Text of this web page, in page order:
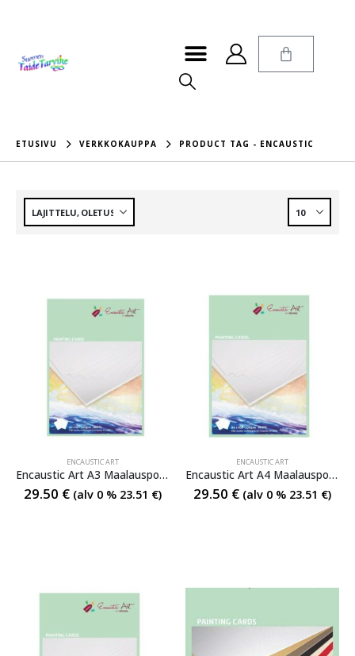
ETUSIVU VERKKOKAUPPA PRODUCT TAG - ENCAUSTIC
ENCAUSTIC ART
Encaustic Art A3 Maalauspohja
29.50 € (alv 0 % 23.51 €)
ENCAUSTIC ART
Encaustic Art A4 Maalauspohja
29.50 € (alv 0 % 23.51 €)